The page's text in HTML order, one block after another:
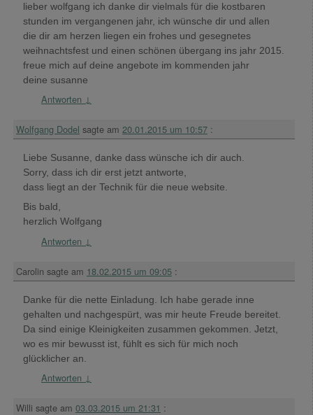
lieber wolfgang ich danke dir vielmals für die kostbaren
stunden im vergangenen jahr, ich wünsche dir und allen
die dir am herzen liegen ein frohes und gesegnetes
weihnachtsfest und einen schönen übergang ins jahr 2015.
freue mich auf deine angebote im kommenden jahr
deine susanne
Antworten ↓
Wolfgang Dodel sagte am 20.01.2015 um 10:57 :
Liebe Susanne, danke dass wünsche ich dir auch.
Sorry, dass ich dir erst jetzt antworte,
dass liegt an der Technik für die neue website.
Bis bald,
herzlich Wolfgang
Antworten ↓
Carolin sagte am 18.02.2015 um 09:05 :
Danke für die nette Einladung. Ich habe gerade inne
gehalten und nachgespürt, was mir heute Freude bereitet.
Da sind einige Kleinigkeiten zusammen gekommen. Jetzt,
wo es mir bewusst ist, fühlt es sich für mich noch
glücklicher an.
Antworten ↓
Willi sagte am 03.03.2015 um 21:31 :